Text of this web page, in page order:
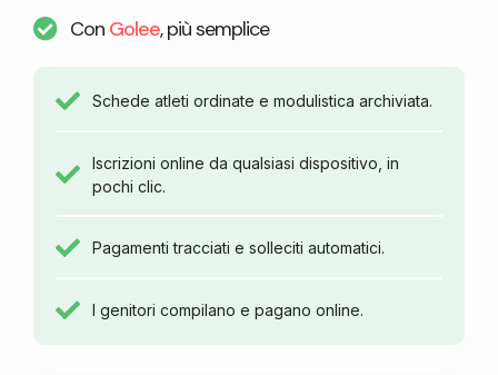
Con Golee, più semplice
Schede atleti ordinate e modulistica archiviata.
Iscrizioni online da qualsiasi dispositivo, in
pochi clic.
Pagamenti tracciati e solleciti automatici.
I genitori compilano e pagano online.